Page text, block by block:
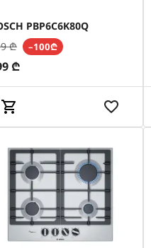
PBP6C6K80Q
₾ –100₾
₾